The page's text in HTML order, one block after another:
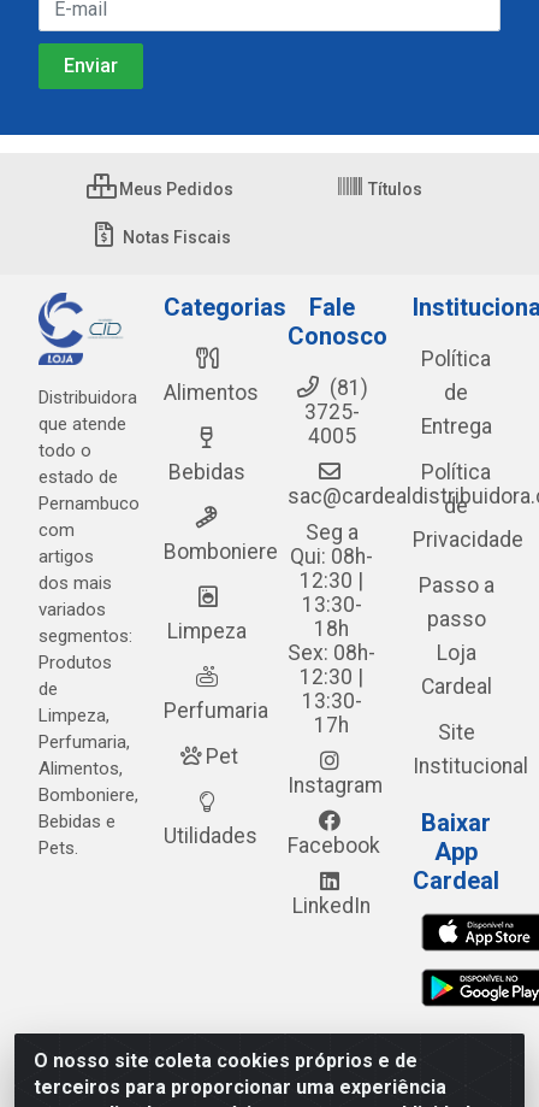
O nosso site coleta cookies próprios e de
terceiros para proporcionar uma experiência
Meus Pedidos Títulos
Notas Fiscais
Distribuidora
que atende
todo o
estado de
Pernambuco
com
artigos
dos mais
variados
segmentos:
Produtos
de
Limpeza,
Perfumaria,
Alimentos,
Bomboniere,
Bebidas e
Pets.
Categorias
Alimentos
Bebidas
Bomboniere
Limpeza
Perfumaria
Pet
Utilidades
Fale
Conosco
(81)
3725-
4005
Seg a
Qui: 08h-
12:30 |
13:30-
18h
Sex: 08h-
12:30 |
13:30-
17h
Instagram
Facebook
LinkedIn
Política
de
Entrega
Política
de
Privacidade
Passo a
passo
Loja
Cardeal
Site
Institucional
Baixar
App
Cardeal
Cardeal Distribuidora - Estrada Alto do Moura, 582 - Alto
do Moura - Caruaru/PE - CEP 55.040-120 - CNPJ